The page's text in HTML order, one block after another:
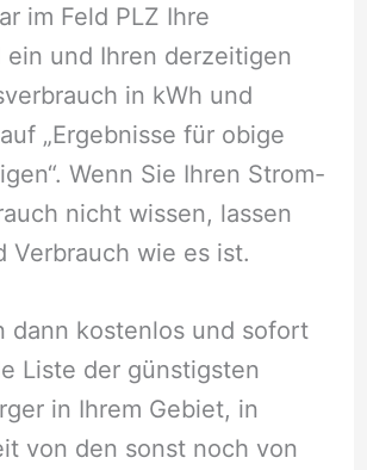
im Feld PLZ Ihre
ein und Ihren derzeitigen
in kWh und
„Ergebnisse für obige
Wenn Sie Ihren Strom-
nicht wissen, lassen
Verbrauch wie es ist.
dann kostenlos und sofort
Liste der günstigsten
in Ihrem Gebiet, in
von den sonst noch von